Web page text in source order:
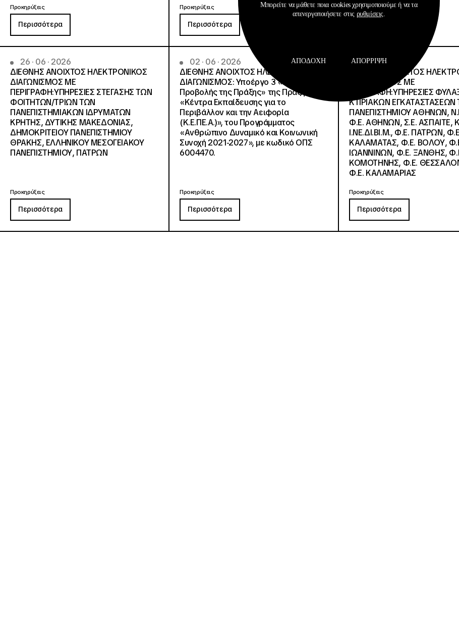
Προκηρύξεις
Περισσότερα
Προκηρύξεις
Περισσότερα
Προκηρύξεις
26 · 06 · 2026
ΔΙΕΘΝΗΣ ΑΝΟΙΧΤΟΣ ΗΛΕΚΤΡΟΝΙΚΟΣ
ΔΙΑΓΩΝΙΣΜΟΣ ΜΕ
ΠΕΡΙΓΡΑΦΗ:ΥΠΗΡΕΣΙΕΣ ΣΤΕΓΑΣΗΣ ΤΩΝ
ΦΟΙΤΗΤΩΝ/ΤΡΙΩΝ ΤΩΝ
ΠΑΝΕΠΙΣΤΗΜΙΑΚΩΝ ΙΔΡΥΜΑΤΩΝ
KΡΗΤΗΣ, ΔΥΤΙΚΗΣ ΜΑΚΕΔΟΝΙΑΣ,
ΔΗΜΟΚΡΙΤΕΙΟΥ ΠΑΝΕΠΙΣΤΗΜΙΟΥ
ΘΡΑΚΗΣ, ΕΛΛΗΝΙΚΟΥ ΜΕΣΟΓΕΙΑΚΟΥ
ΠΑΝΕΠΙΣΤΗΜΙΟΥ, ΠΑΤΡΩΝ
Προκηρύξεις
Περισσότερα
02 · 06 · 2026
ΔΙΕΘΝΗΣ ΑΝΟΙΧΤΟΣ ΗΛΕΚΤΡΟΝΙΚΟΣ
ΔΙΑΓΩΝΙΣΜΟΣ: Υποέργο 3 «Υλικό
Προβολής της Πράξης» της Πράξης
«Κέντρα Εκπαίδευσης για το
Περιβάλλον και την Αειφορία
(Κ.Ε.ΠΕ.Α.)», του Προγράμματος
«Ανθρώπινο Δυναμικό και Κοινωνική
Συνοχή 2021-2027», με κωδικό ΟΠΣ
6004470.
Προκηρύξεις
Περισσότερα
26 · 05 · 2026
ΔΙΕΘΝΗΣ ΑΝΟΙΧΤΟΣ
ΔΙΑΓΩΝΙΣΜΟΣ ΜΕ
ΠΕΡΙΓΡΑΦΗ:ΥΠΗΡΕΣΙΕΣ
ΚΤΙΡΙΑΚΩΝ ΕΓΚΑΤΑΣΤΑΣΕΩΝ
ΠΑΝΕΠΙΣΤΗΜΙΟΥ ΑΘΗΝΩΝ,
Φ.Ε. ΑΘΗΝΩΝ, Σ.Ε. ΑΣΠΑΙΤΕ,
Ι.ΝΕ.ΔΙ.ΒΙ.Μ., Φ.Ε. ΠΑΤΡΩΝ,
ΚΑΛΑΜΑΤΑΣ, Φ.Ε. ΒΟΛΟΥ,
ΙΩΑΝΝΙΝΩΝ, Φ.Ε. ΞΑΝΘΗΣ,
ΚΟΜΟΤΗΝΗΣ, Φ.Ε.
Φ.Ε. ΚΑΛΑΜΑΡΙΑΣ
Προκηρύξεις
Περισσότερα
Μπορείτε να μάθετε ποια cookies χρησιμοποιούμε ή να τα
απενεργοποιήσετε στις ρυθμίσεις
ΑΠΟΔΟΧΉ ΑΠΌΡΡΙΨΗ